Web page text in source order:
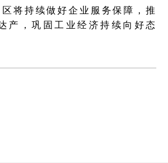
将持续做好企业服务保障，推
产，巩固工业经济持续向好态